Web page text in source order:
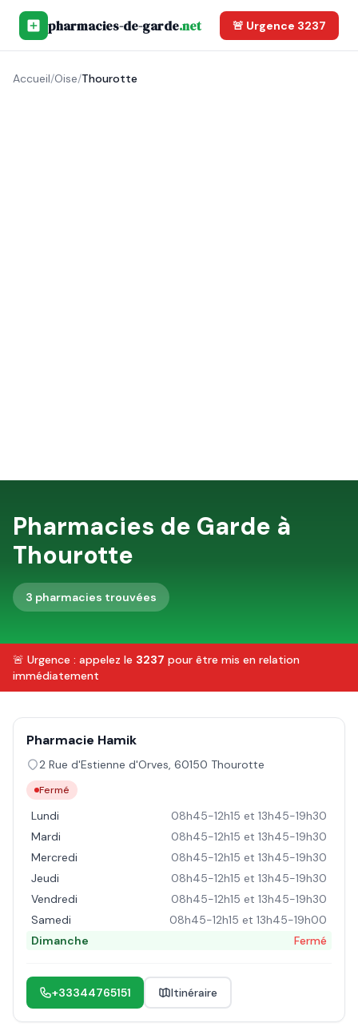
pharmacies-de-garde.net 🚨 Urgence 3237
Accueil/Oise/Thourotte
Pharmacies de Garde à
Thourotte
3 pharmacies trouvées
🚨 Urgence : appelez le 3237 pour être mis en relation
immédiatement
Pharmacie Hamik
2 Rue d'Estienne d'Orves, 60150 Thourotte
Fermé
Lundi
08h45-12h15 et 13h45-19h30
Mardi
08h45-12h15 et 13h45-19h30
Mercredi
08h45-12h15 et 13h45-19h30
Jeudi
08h45-12h15 et 13h45-19h30
Vendredi
08h45-12h15 et 13h45-19h30
Samedi
08h45-12h15 et 13h45-19h00
Dimanche
Fermé
+33344765151 Itinéraire